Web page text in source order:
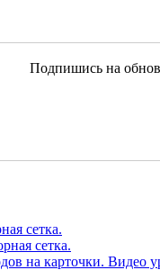
Подпишись на
сетка.
сетка.
на карточки. Видео